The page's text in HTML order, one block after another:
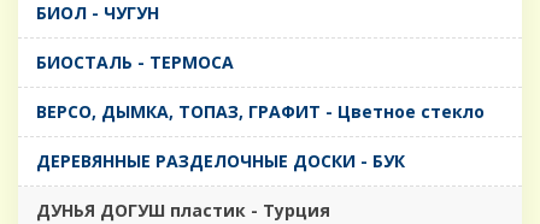
БИОЛ - ЧУГУН
БИОСТАЛЬ - ТЕРМОСА
ВЕРСО, ДЫМКА, ТОПАЗ, ГРАФИТ - Цветное стекло
ДЕРЕВЯННЫЕ РАЗДЕЛОЧНЫЕ ДОСКИ - БУК
ДУНЬЯ ДОГУШ пластик - Турция